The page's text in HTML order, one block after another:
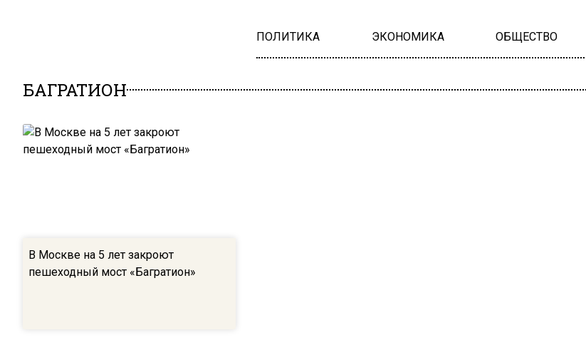
ПОЛИТИКА ЭКОНОМИКА ОБЩЕСТВО
БАГРАТИОН
В Москве на 5 лет закроют
пешеходный мост «Багратион»